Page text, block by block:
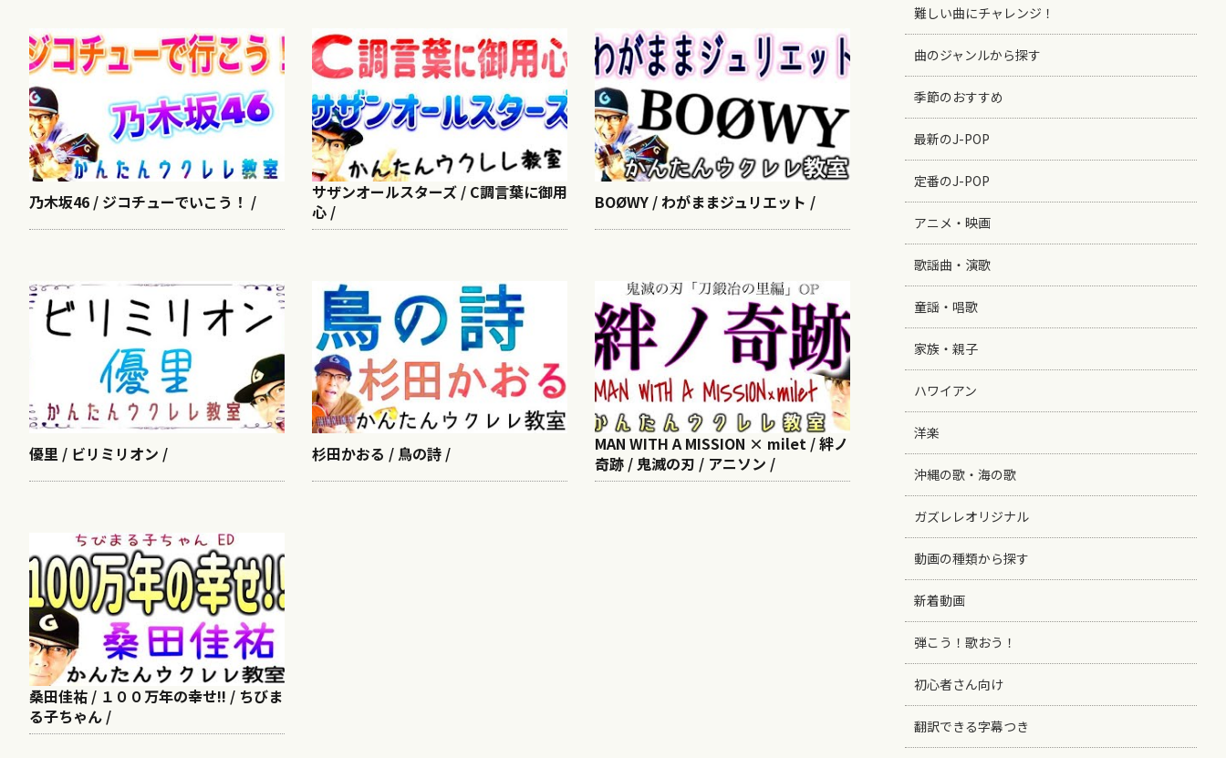
乃木坂46 / ジコチューでいこう！ /
サザンオールスターズ / C調言葉に御用
心 /
BOØWY / わがままジュリエット /
優里 / ビリミリオン / 杉田かおる / 鳥の詩 /
MAN WITH A MISSION × milet / 絆ノ
奇跡 / 鬼滅の刃 / アニソン /
桑田佳祐 / １００万年の幸せ!! / ちびま
る子ちゃん /
難しい曲にチャレンジ！
曲のジャンルから探す
季節のおすすめ
最新のJ-POP
定番のJ-POP
アニメ・映画
歌謡曲・演歌
童謡・唱歌
家族・親子
ハワイアン
洋楽
沖縄の歌・海の歌
ガズレレオリジナル
動画の種類から探す
新着動画
弾こう！歌おう！
初心者さん向け
翻訳できる字幕つき